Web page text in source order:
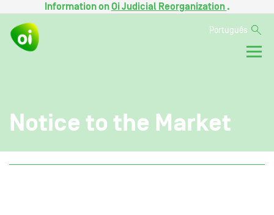
Information onOi Judicial Reorganization .
Português
Notice to the Market